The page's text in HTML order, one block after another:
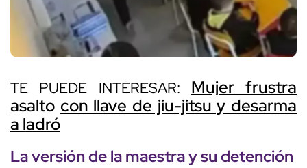
TE PUEDE INTERESAR: Mujer frustra
asalto con llave de jiu-jitsu y desarma
a ladró
La versión de la maestra y su detención